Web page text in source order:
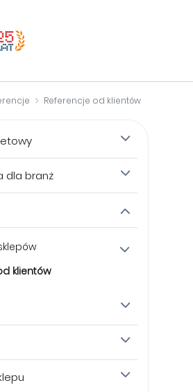
Referencje od klientów
dla branż
klientów